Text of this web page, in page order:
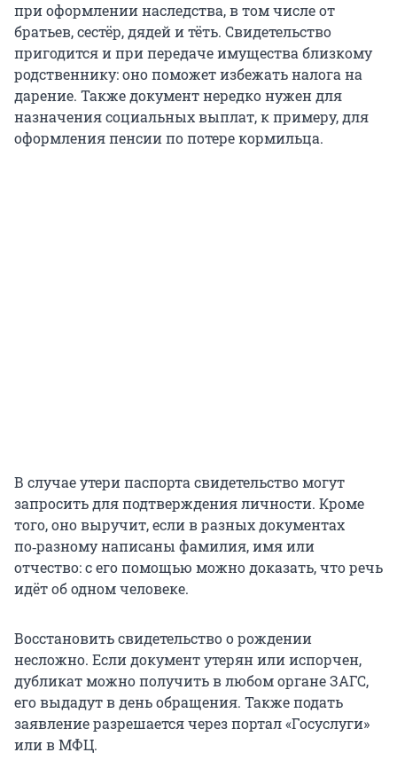
при оформлении наследства, в том числе от
братьев, сестёр, дядей и тёть. Свидетельство
пригодится и при передаче имущества близкому
родственнику: оно поможет избежать налога на
дарение. Также документ нередко нужен для
назначения социальных выплат, к примеру, для
оформления пенсии по потере кормильца.
В случае утери паспорта свидетельство могут
запросить для подтверждения личности. Кроме
того, оно выручит, если в разных документах
по‑разному написаны фамилия, имя или
отчество: с его помощью можно доказать, что речь
идёт об одном человеке.
Восстановить свидетельство о рождении
несложно. Если документ утерян или испорчен,
дубликат можно получить в любом органе ЗАГС,
его выдадут в день обращения. Также подать
заявление разрешается через портал «Госуслуги»
или в МФЦ.